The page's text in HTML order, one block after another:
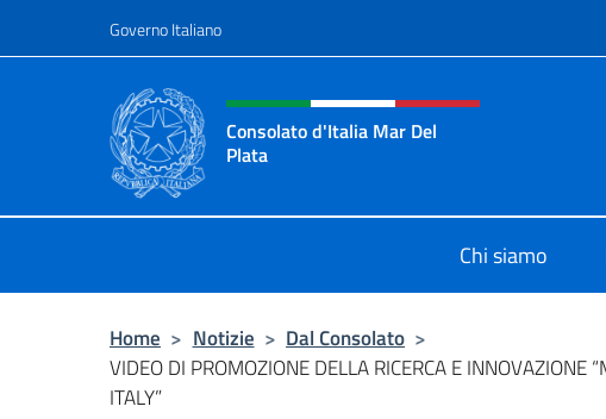
Governo Italiano
Intestazione sito, social e
Consolato d'Italia Mar Del
Plata
Chi siamo
Home > Notizie > Dal Consolato >
VIDEO DI PROMOZIONE DELLA RICERCA E INNOVAZIONE
ITALY”